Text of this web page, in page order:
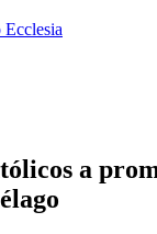
Ecclesia
a